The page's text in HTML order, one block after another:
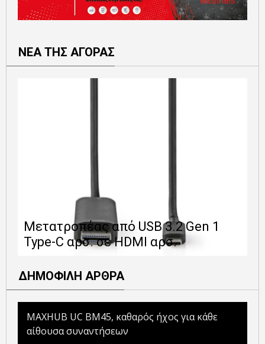
ΝΕΑ ΤΗΣ ΑΓΟΡΑΣ
Μετατροπέας από USB 3.2 Gen 1
Type-C αρσ. σε HDMI αρσ.
ΔΗΜΟΦΙΛΗ ΑΡΘΡΑ
MAXHUB UC BM45, καθαρός ήχος για κάθε
αίθουσα συναντήσεων